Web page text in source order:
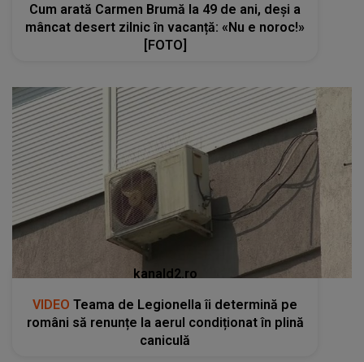
Cum arată Carmen Brumă la 49 de ani, deși a
mâncat desert zilnic în vacanță: «Nu e noroc!»
[FOTO]
kanald2.ro
VIDEO Teama de Legionella îi determină pe
români să renunțe la aerul condiționat în plină
caniculă